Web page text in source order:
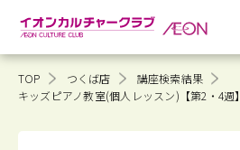
TOP つくば店
講座検索結果
キッズピアノ教室(個人レッスン)【第2・4週】